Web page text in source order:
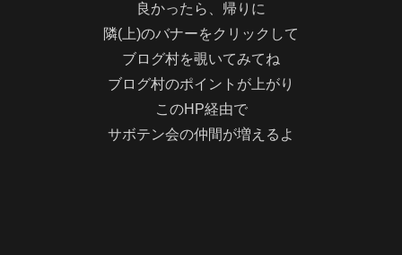
良かったら、帰りに
隣(上)のバナーをクリックして
ブログ村を覗いてみてね
ブログ村のポイントが上がり
このHP経由で
サボテン会の仲間が増えるよ